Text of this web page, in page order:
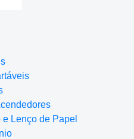
Lenço de Papel